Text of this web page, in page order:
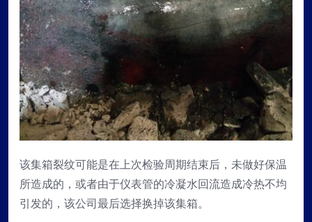
该集箱裂纹可能是在上次检验周期结束后，未做好保温
所造成的，或者由于仪表管的冷凝水回流造成冷热不均
引发的，该公司最后选择换掉该集箱。